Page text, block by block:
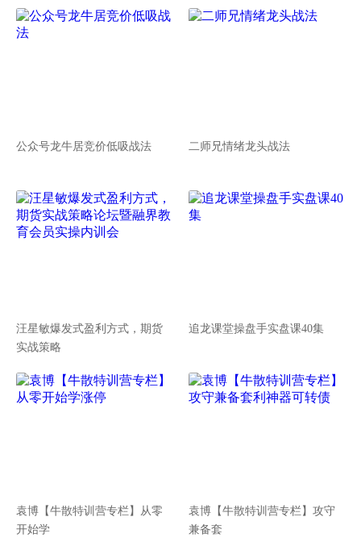
公众号龙牛居竞价低吸战法 二师兄情绪龙头战法
汪星敏爆发式盈利方式，期货
实战策略
追龙课堂操盘手实盘课40集
袁博【牛散特训营专栏】从零
开始学
袁博【牛散特训营专栏】攻守
兼备套